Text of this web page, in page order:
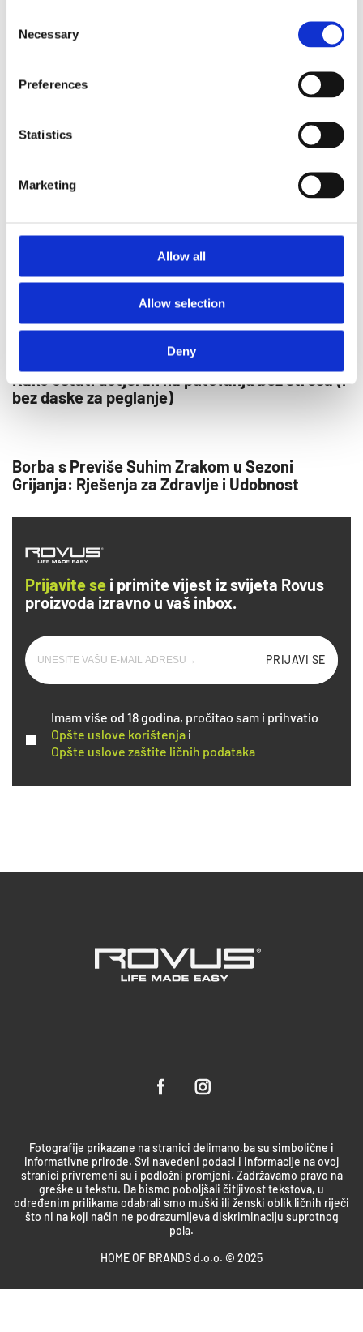
Selection
Necessary
Preferences
Statistics
Marketing
Allow all
Allow selection
Deny
Rovus Vacuum Cleaner - ručni usisivač
Kako ostati dotjeran na putovanju bez stresa (i
bez daske za peglanje)
Borba s Previše Suhim Zrakom u Sezoni
Grijanja: Rješenja za Zdravlje i Udobnost
Prijavite sei primite vijest iz svijeta Rovus
proizvoda izravno u vaš inbox.
PRIJAVI SE
Imam više od 18 godina, pročitao sam i prihvatio
Opšte uslove korištenja i
Opšte uslove zaštite ličnih podataka
Fotografije prikazane na stranici delimano.ba su simbolične i
informativne prirode. Svi navedeni podaci i informacije na ovoj
stranici privremeni su i podložni promjeni. Zadržavamo pravo na
greške u tekstu. Da bismo poboljšali čitljivost tekstova, u
određenim prilikama odabrali smo muški ili ženski oblik ličnih riječi
što ni na koji način ne podrazumijeva diskriminaciju suprotnog
pola.
HOME OF BRANDS d.o.o. © 2025